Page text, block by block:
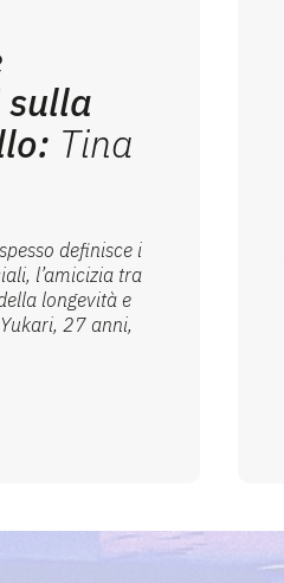
sulla
Tina
definisce i
l’amicizia tra
longevità e
27 anni,